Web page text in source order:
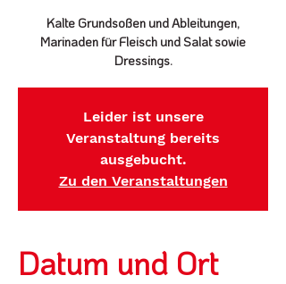
Kalte Grundsoßen und Ableitungen,
Marinaden für Fleisch und Salat sowie
Dressings.
Leider ist unsere
Veranstaltung bereits
ausgebucht.
Zu den Veranstaltungen
Datum und Ort